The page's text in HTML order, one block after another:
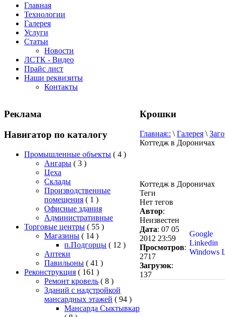
Главная
Технологии
Галерея
Услуги
Статьи
Новости
ЛСТК - Видео
Прайс лист
Наши реквизиты
Контакты
Реклама
Навигатор по каталогу
Промышленные объекты ( 4 )
Ангары ( 3 )
Цеха
Склады
Производственные
помещения ( 1 )
Офисные здания
Административные
Торговые центры ( 55 )
Магазины ( 14 )
п.Подгорцы ( 12 )
Аптеки
Павильоны ( 41 )
Реконструкция ( 161 )
Ремонт кровель ( 8 )
Зданий с надстройкой
мансардных этажей ( 94 )
Мансарда Сыктывкар
Крошки
Главная:: \Галерея \
Коттедж в Дороничах
Коттедж в Дороничах
Теги
Нет тегов
Автор:
Неизвестен
Дата: 07 05
2012 23:59
Просмотров:
2717
Загрузок:
137
Google
Linkedin
Windows